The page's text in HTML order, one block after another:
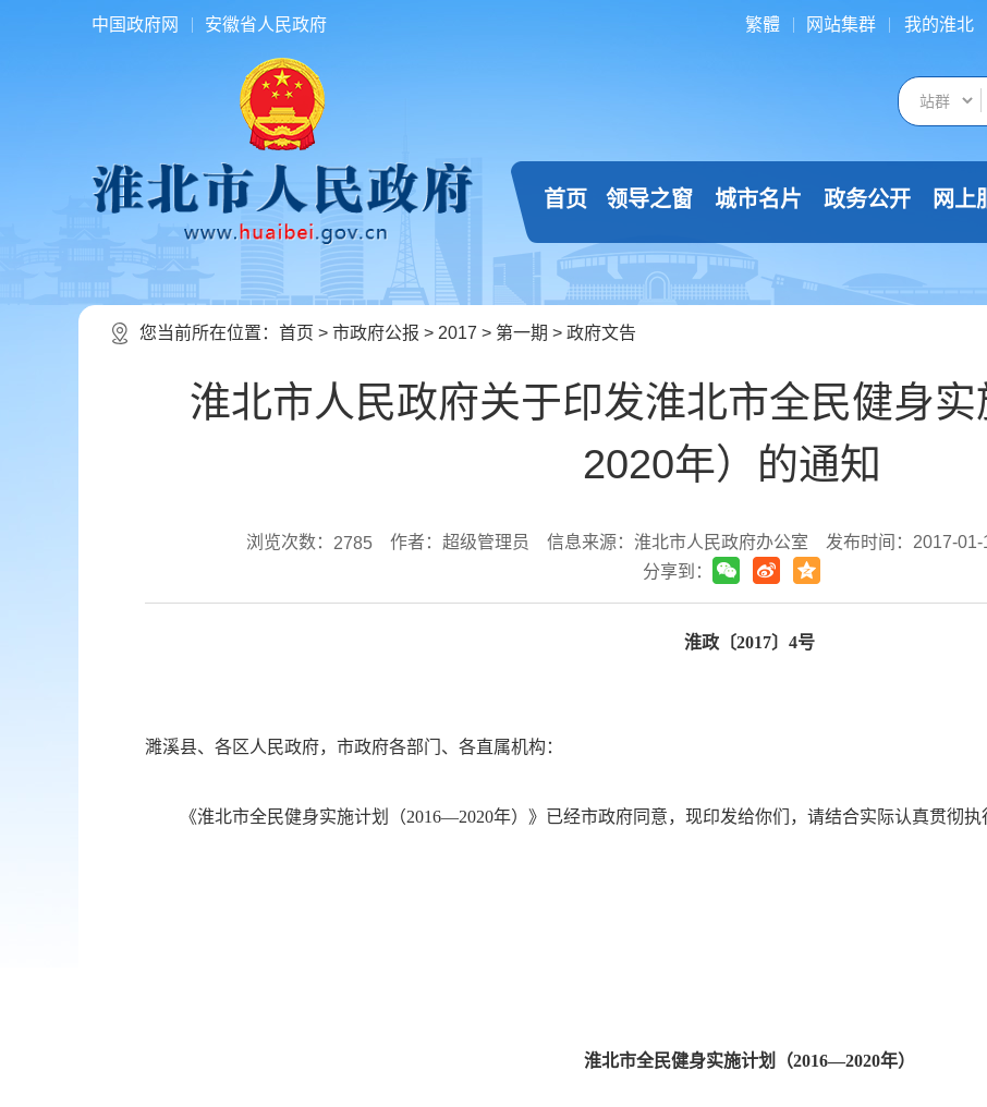
中国政府网 安徽省人民政府 繁體 网站集群 我的淮北
首页 领导之窗 城市名片 政务公开 网上
您当前所在位置： 首页 > 市政府公报 > 2017 > 第一期 > 政府文告
淮北市人民政府关于印发淮北市全民健身
2020年）的通知
浏览次数： 2785 作者：超级管理员 信息来源：淮北市人民政府办公室 发布时间：2017-01-
分享到：
淮政〔2017〕4号
濉溪县、各区人民政府，市政府各部门、各直属机构：
《淮北市全民健身实施计划（2016—2020年）》已经市政府同意，现印发给你们，请结合实际认真贯彻执
淮北市全民健身实施计划（2016—2020年）